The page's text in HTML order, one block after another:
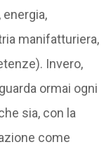
manifatturiera,
Invero,
ormai ogni
sia, con la
come